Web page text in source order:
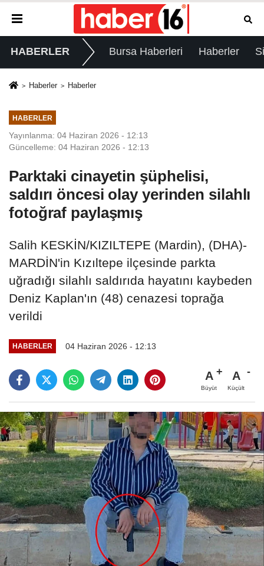
HABERLER Bursa Haberleri Haberler
Haberler Haberler
HABERLER
Yayınlanma: 04 Haziran 2026 - 12:13
Güncelleme: 04 Haziran 2026 - 12:13
Parktaki cinayetin şüphelisi,
saldırı öncesi olay yerinden silahlı
fotoğraf paylaşmış
Salih KESKİN/KIZILTEPE (Mardin), (DHA)-
MARDİN'in Kızıltepe ilçesinde parkta
uğradığı silahlı saldırıda hayatını kaybeden
Deniz Kaplan'ın (48) cenazesi toprağa
verildi
HABERLER 04 Haziran 2026 - 12:13
A
Büyüt
A
Küçült